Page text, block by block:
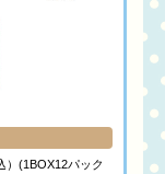
(1BOX12パック